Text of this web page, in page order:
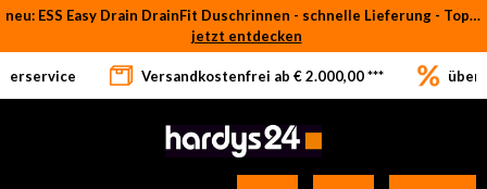
Zum Hauptinhalt springen
neu: ESS Easy Drain DrainFit Duschrinnen - schnelle Lieferung - Top-Preise
jetzt entdecken
Versandkostenfrei ab € 2.000,00 *** über